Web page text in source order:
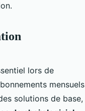
lors de
mensuels
solutions de base,